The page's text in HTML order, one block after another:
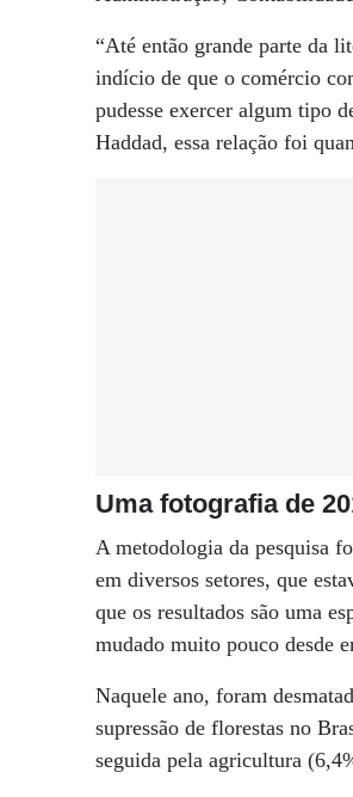
“Até então grande parte da
indício de que o comércio
pudesse exercer algum tipo
Haddad, essa relação foi
Uma fotografia de
A metodologia da pesquisa
em diversos setores, que
que os resultados são uma
mudado muito pouco desde
Naquele ano, foram
supressão de florestas no
seguida pela agricultura